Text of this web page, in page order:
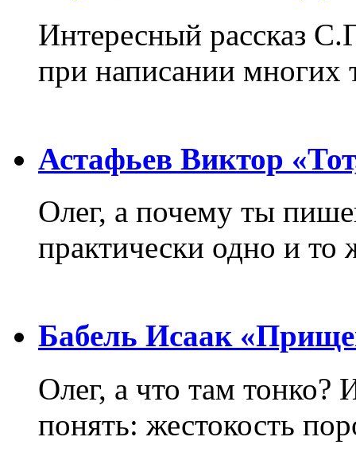
Интересный рассказ
при написании многих
Астафьев Виктор
Олег, а почему ты
практически одно и то
Бабель Исаак
Олег, а что там тонко?
понять: жестокость